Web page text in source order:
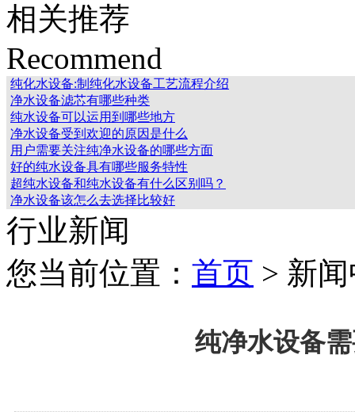
相关推荐
Recommend
纯化水设备:制纯化水设备工艺流程介绍
净水设备滤芯有哪些种类
纯水设备可以运用到哪些地方
净水设备受到欢迎的原因是什么
用户需要关注纯净水设备的哪些方面
好的纯水设备具有哪些服务特性
超纯水设备和纯水设备有什么区别吗？
净水设备该怎么去选择比较好
行业新闻
您当前位置： 首页 > 新
纯净水设备